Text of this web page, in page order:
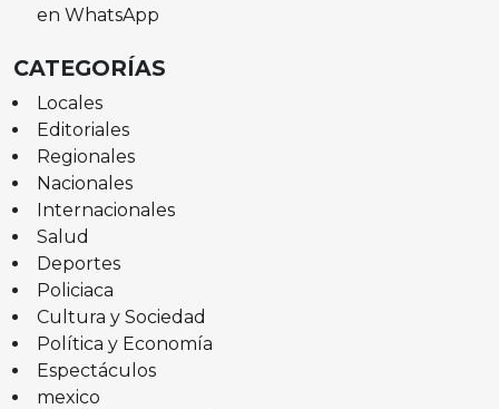
en WhatsApp
CATEGORÍAS
Locales
Editoriales
Regionales
Nacionales
Internacionales
Salud
Deportes
Policiaca
Cultura y Sociedad
Política y Economía
Espectáculos
mexico